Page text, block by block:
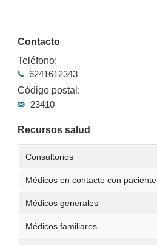
Contacto
Teléfono:
6241612343
Código postal:
23410
Recursos salud
Consultorios
Médicos en contacto con paciente
Médicos generales
Médicos familiares